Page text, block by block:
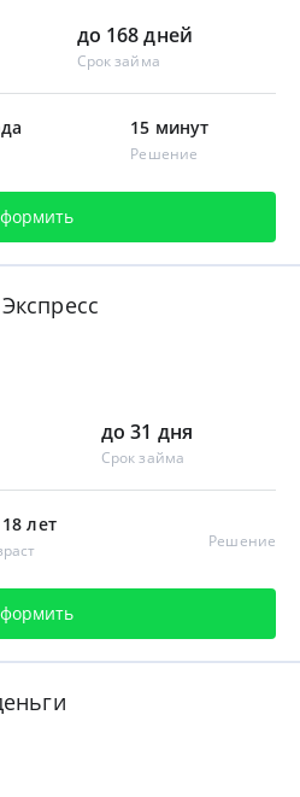
до 168 дней
Срок займа
15 минут
Решение
до 31 дня
Срок займа
лет
Решение